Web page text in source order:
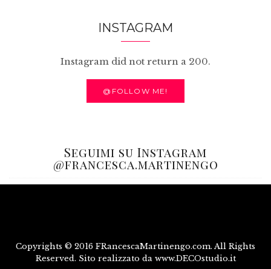
INSTAGRAM
Instagram did not return a 200.
@FOLLOW ME!
Seguimi su Instagram
@francesca.martinengo
Copyrights © 2016 FRancescaMartinengo.com. All Rights
Reserved. Sito realizzato da www.DECOstudio.it